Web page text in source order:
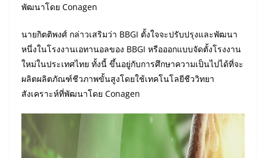
พัฒนาโดย Conagen
นายกิตติพงศ์ กล่าวเสริมว่า BBGI ตั้งใจจะปรับปรุงและพัฒนา
หนึ่งในโรงงานเอทานอลของ BBGI หรือออกแบบจัดตั้งโรงงาน
ใหม่ในประเทศไทย ทั้งนี้ ขึ้นอยู่กับการศึกษาความเป็นไปได้ที่จะ
ผลิตผลิตภัณฑ์ชีวภาพขั้นสูงโดยใช้เทคโนโลยีชีววิทยา
สังเคราะห์ที่พัฒนาโดย Conagen